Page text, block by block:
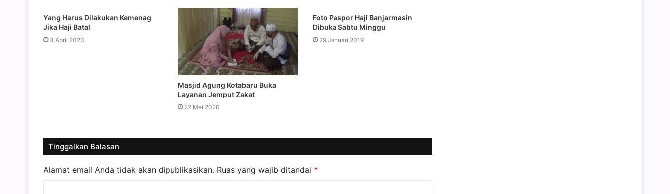
Yang Harus Dilakukan Kemenag
Jika Haji Batal
3 April 2020
Masjid Agung Kotabaru Buka
Layanan Jemput Zakat
22 Mei 2020
Foto Paspor Haji Banjarmasin
Dibuka Sabtu Minggu
29 Januari 2019
Tinggalkan Balasan
Alamat email Anda tidak akan dipublikasikan. Ruas yang wajib ditandai *